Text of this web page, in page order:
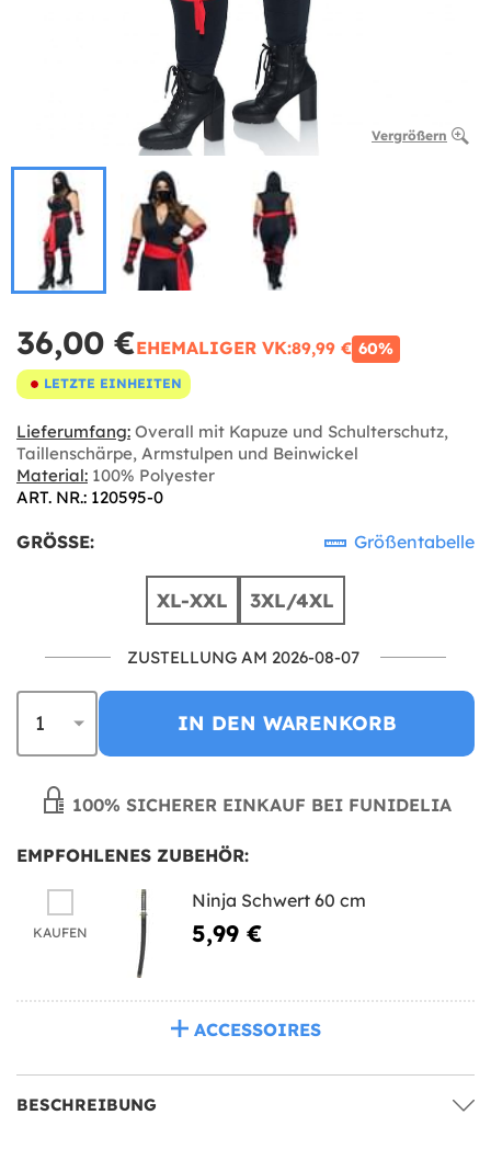
Vergrößern
36,00 €EHEMALIGER VK:89,99 € 60%
LETZTE EINHEITEN
Lieferumfang: Overall mit Kapuze und Schulterschutz,
Taillenschärpe, Armstulpen und Beinwickel
Material: 100% Polyester
ART. NR.: 120595-0
GRÖSSE: Größentabelle
XL-XXL 3XL/4XL
ZUSTELLUNG AM 2026-08-07
IN DEN WARENKORB
100% SICHERER EINKAUF BEI FUNIDELIA
EMPFOHLENES ZUBEHÖR:
KAUFEN
Ninja Schwert 60 cm
5,99 €
ACCESSOIRES
BESCHREIBUNG